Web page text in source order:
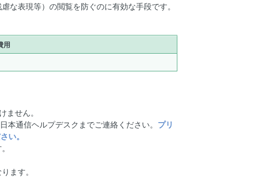
な表現等）の閲覧を防ぐのに有効な手段です。
用
ません。
通信ヘルプデスクまでご連絡ください。 プリ
い。
ます。